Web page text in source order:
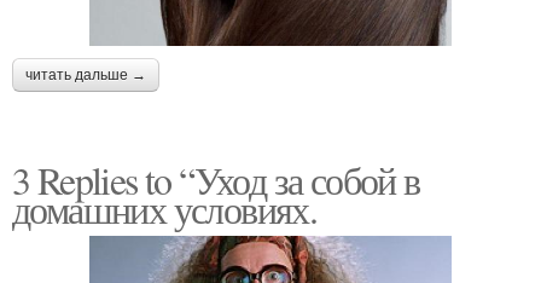
читать дальше →
3 Replies to “Уход за собой в
домашних условиях.